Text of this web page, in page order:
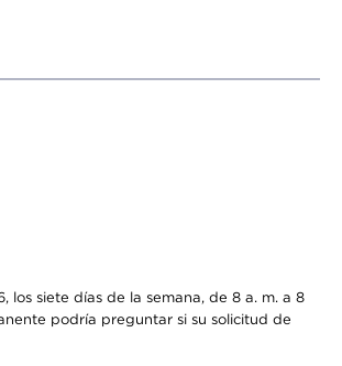
los siete días de la semana, de 8 a. m. a 8
podría preguntar si su solicitud de